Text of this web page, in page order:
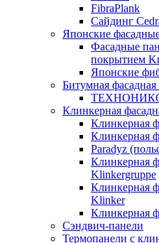
FibraPlank
Сайдинг
Японские
Фасадные
покрытием
Японские
Битумная фасадная
Клинкерная
Клинкерная
Клинкерная
Paradyz
Клинкерная
Klinkergruppe
Клинкерная
Klinker
Клинкерная
Сэндвич-панели
Термопанели с